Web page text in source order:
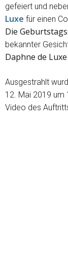
gefeiert und
Luxe für einen
Die
bekannter
Daphne de Luxe
Ausgestrahlt
12. Mai 2019 um
Video des